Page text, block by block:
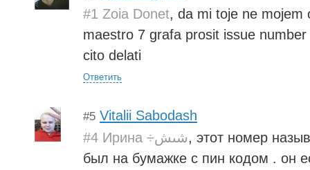
#1 Zoia Donet, da mi toje ne mojem
maestro 7 grafa prosit issue
cito delati
Ответить
#5 Vitalii Sabodash
#4 Ирина ÷شىش, этот номер
был на бумажке с пин кодом . он